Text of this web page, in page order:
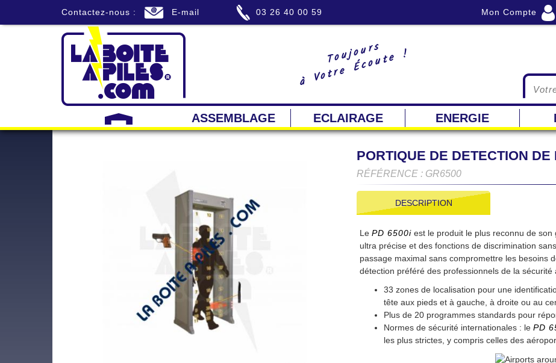
Contactez-nous : E-mail 03 26 40 00 59 Mon Compte
Toujours
à Votre Écoute !
ASSEMBLAGE ECLAIRAGE ENERGIE
PORTIQUE DE DETECTION
RÉFÉRENCE : GR6500
DESCRIPTION
Le PD 6500i est le produit le plus reconnu de
ultra précise et des fonctions de discrimination
passage maximal sans compromettre les besoins
détection préféré des professionnels de la sécurité
33 zones de localisation pour une
tête aux pieds et à gauche, à droite ou au
Plus de 20 programmes standards pour
Normes de sécurité internationales : le PD
les plus strictes, y compris celles des